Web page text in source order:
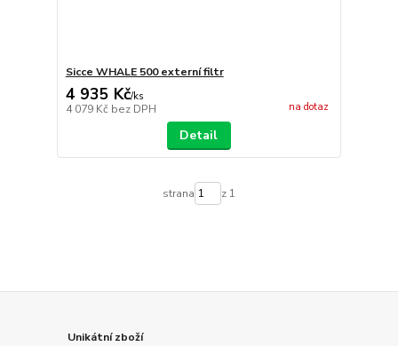
Sicce WHALE 500 externí filtr
4 935 Kč/ks
4 079 Kč bez DPH na dotaz
Detail
strana z 1
Unikátní zboží